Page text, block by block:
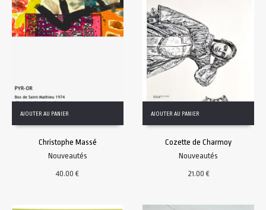
page
du
produit
AJOUTER AU PANIER
Christophe Massé
Nouveautés
40.00€
AJOUTER AU PANIER
Cozette de Charmoy
Nouveautés
21.00€